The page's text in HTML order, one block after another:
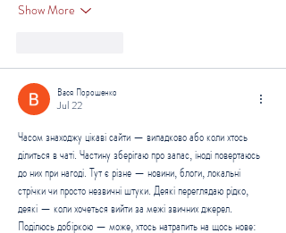
Show More
Вася Порошенко
Jul 22
Часом знаходжу цікаві сайти — випадково або коли хтось
ділиться в чаті. Частину зберігаю про запас, іноді повертаюсь
до них при нагоді. Тут є різне — новини, блоги, локальні
стрічки чи просто незвичні штуки. Деякі переглядаю рідко,
деякі — коли хочеться вийти за межі звичних джерел.
Поділюсь добіркою — може, хтось натрапить на щось нове: